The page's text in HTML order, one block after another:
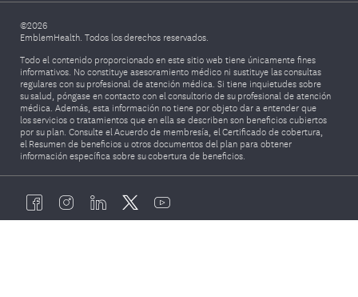
©2026
EmblemHealth. Todos los derechos reservados.
Todo el contenido proporcionado en este sitio web tiene únicamente fines
informativos. No constituye asesoramiento médico ni sustituye las consultas
regulares con su profesional de atención médica. Si tiene inquietudes sobre
su salud, póngase en contacto con el consultorio de su profesional de atención
médica. Además, esta información no tiene por objeto dar a entender que
los servicios o tratamientos que en ella se describen son beneficios cubiertos
por su plan. Consulte el Acuerdo de membresía, el Certificado de cobertura,
el Resumen de beneficios u otros documentos del plan para obtener
información específica sobre su cobertura de beneficios.